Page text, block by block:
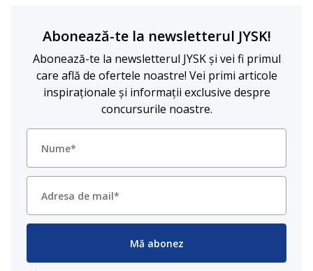
Abonează-te la newsletterul JYSK!
Abonează-te la newsletterul JYSK și vei fi primul
care află de ofertele noastre! Vei primi articole
inspiraționale și informații exclusive despre
concursurile noastre.
Mă abonez